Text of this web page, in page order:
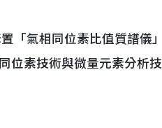
氣相同位素比值質譜儀
位素技術與微量元素分析